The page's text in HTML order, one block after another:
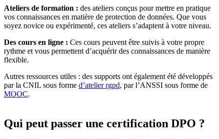
Ateliers de formation : des ateliers conçus pour mettre en pratique
vos connaissances en matière de protection de données. Que vous
soyez novice ou expérimenté, ces ateliers s’adaptent à votre niveau.
Des cours en ligne : Ces cours peuvent être suivis à votre propre
rythme et vous permettent d’acquérir des connaissances de manière
flexible.
Autres ressources utiles : des supports ont également été développés
par la CNIL sous forme d’atelier rgpd, par l’ANSSI sous forme de
MOOC.
Qui peut passer une certification DPO ?